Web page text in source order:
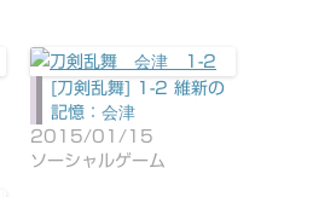
[刀剣乱舞] 1-2 維新の
記憶：会津
2015/01/15
ソーシャルゲーム